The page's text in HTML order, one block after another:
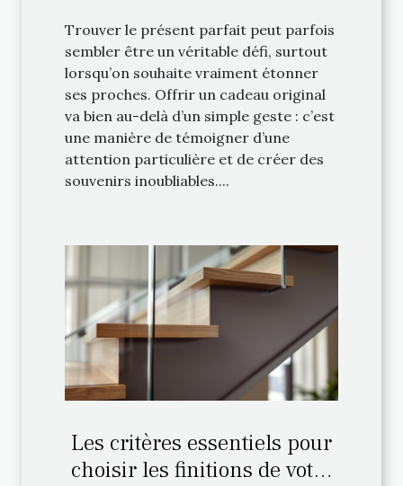
Trouver le présent parfait peut parfois
sembler être un véritable défi, surtout
lorsqu’on souhaite vraiment étonner
ses proches. Offrir un cadeau original
va bien au-delà d’un simple geste : c’est
une manière de témoigner d’une
attention particulière et de créer des
souvenirs inoubliables....
Les critères essentiels pour
choisir les finitions de votre